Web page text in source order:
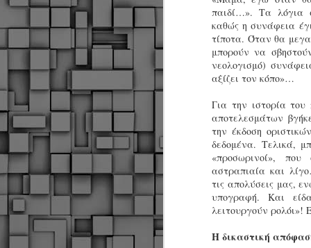
παιδί…». Τα λόγια
καθώς η συνάφεια
τίποτα. Όταν θα
μπορούν να
νεολογισμό)
αξίζει τον κόπο»…
Για την ιστορία
αποτελεσμάτων
την έκδοση
δεδομένα. Τελικά,
«προσωρινοί»,
αστραπιαία και
τις απολύσεις μας,
υπογραφή. Και
λειτουργούν ρολόι»!
Η δικαστική
27